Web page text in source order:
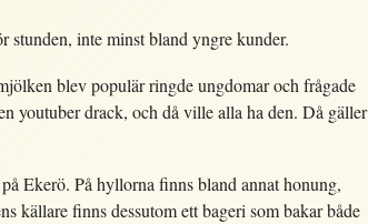
stunden, inte minst bland yngre kunder.
blev populär ringde ungdomar och frågade
youtuber drack, och då ville alla ha den. Då gäller
Ekerö. På hyllorna finns bland annat honung,
källare finns dessutom ett bageri som bakar både